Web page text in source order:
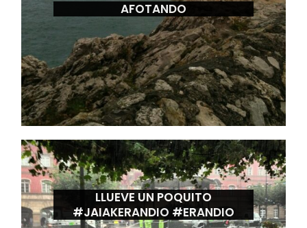
AFOTANDO
LLUEVE UN POQUITO
#JAIAKERANDIO #ERANDIO